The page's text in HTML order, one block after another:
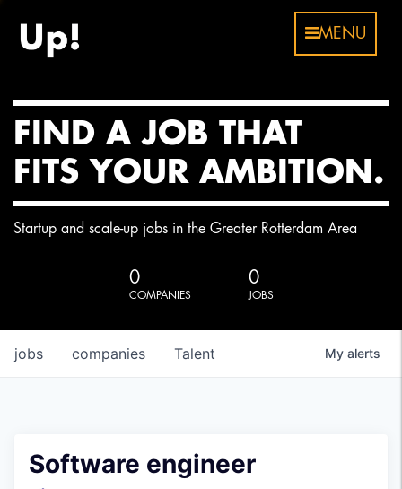
MENU
FIND A JOB THAT
FITS YOUR AMBITION.
Startup and scale-up jobs in the Greater Rotterdam Area
0
COMPANIES
0
JOBS
jobs companies Talent My alerts
Software engineer